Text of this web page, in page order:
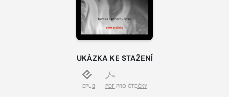
UKÁZKA KE STAŽENÍ
EPUB PDF PRO ČTEČKY